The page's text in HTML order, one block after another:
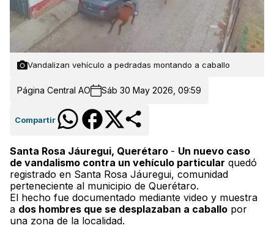
Vandalizan vehículo a pedradas montando a caballo
Página Central AO Sáb 30 May 2026, 09:59
Compartir
Santa Rosa Jáuregui, Querétaro - Un nuevo caso
de vandalismo contra un vehículo particular quedó
registrado en Santa Rosa Jáuregui, comunidad
perteneciente al municipio de Querétaro.
El hecho fue documentado mediante video y muestra
a dos hombres que se desplazaban a caballo por
una zona de la localidad.